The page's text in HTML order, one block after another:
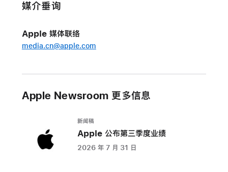
大
app
中
Speak
为
媒介垂询
Apple 媒体联络
media.cn@apple.com
Apple Newsroom 更多信息
新闻稿
Apple 公布第三季度业绩
2026 年 7 月 31 日